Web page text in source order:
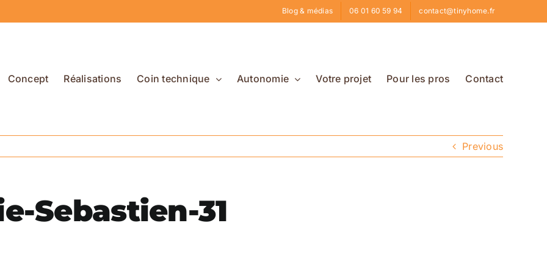
Blog & médias 06 01 60 59 94 contact@tinyhome.fr
Concept Réalisations Coin technique Autonomie Votre projet Pour les pros Contact
Previous
Sebastien-31